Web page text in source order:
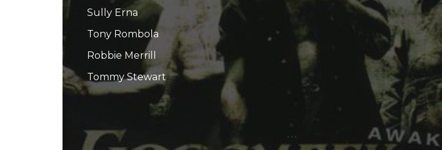
Sully Erna
Tony Rombola
Robbie Merrill
Tommy Stewart
...